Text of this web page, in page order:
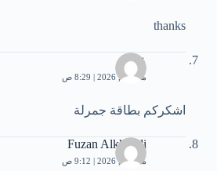
thanks
عادل
مايو 26, 2026 | 8:29 ص
اشكركم بطاقة جمرلة
Fuzan Alkhalidi
مايو 26, 2026 | 9:12 ص